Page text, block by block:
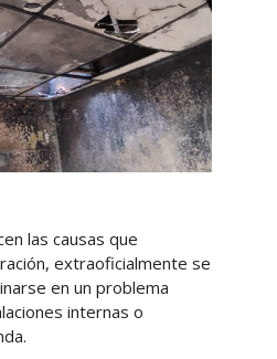
las causas que
extraoficialmente se
en un problema
internas o